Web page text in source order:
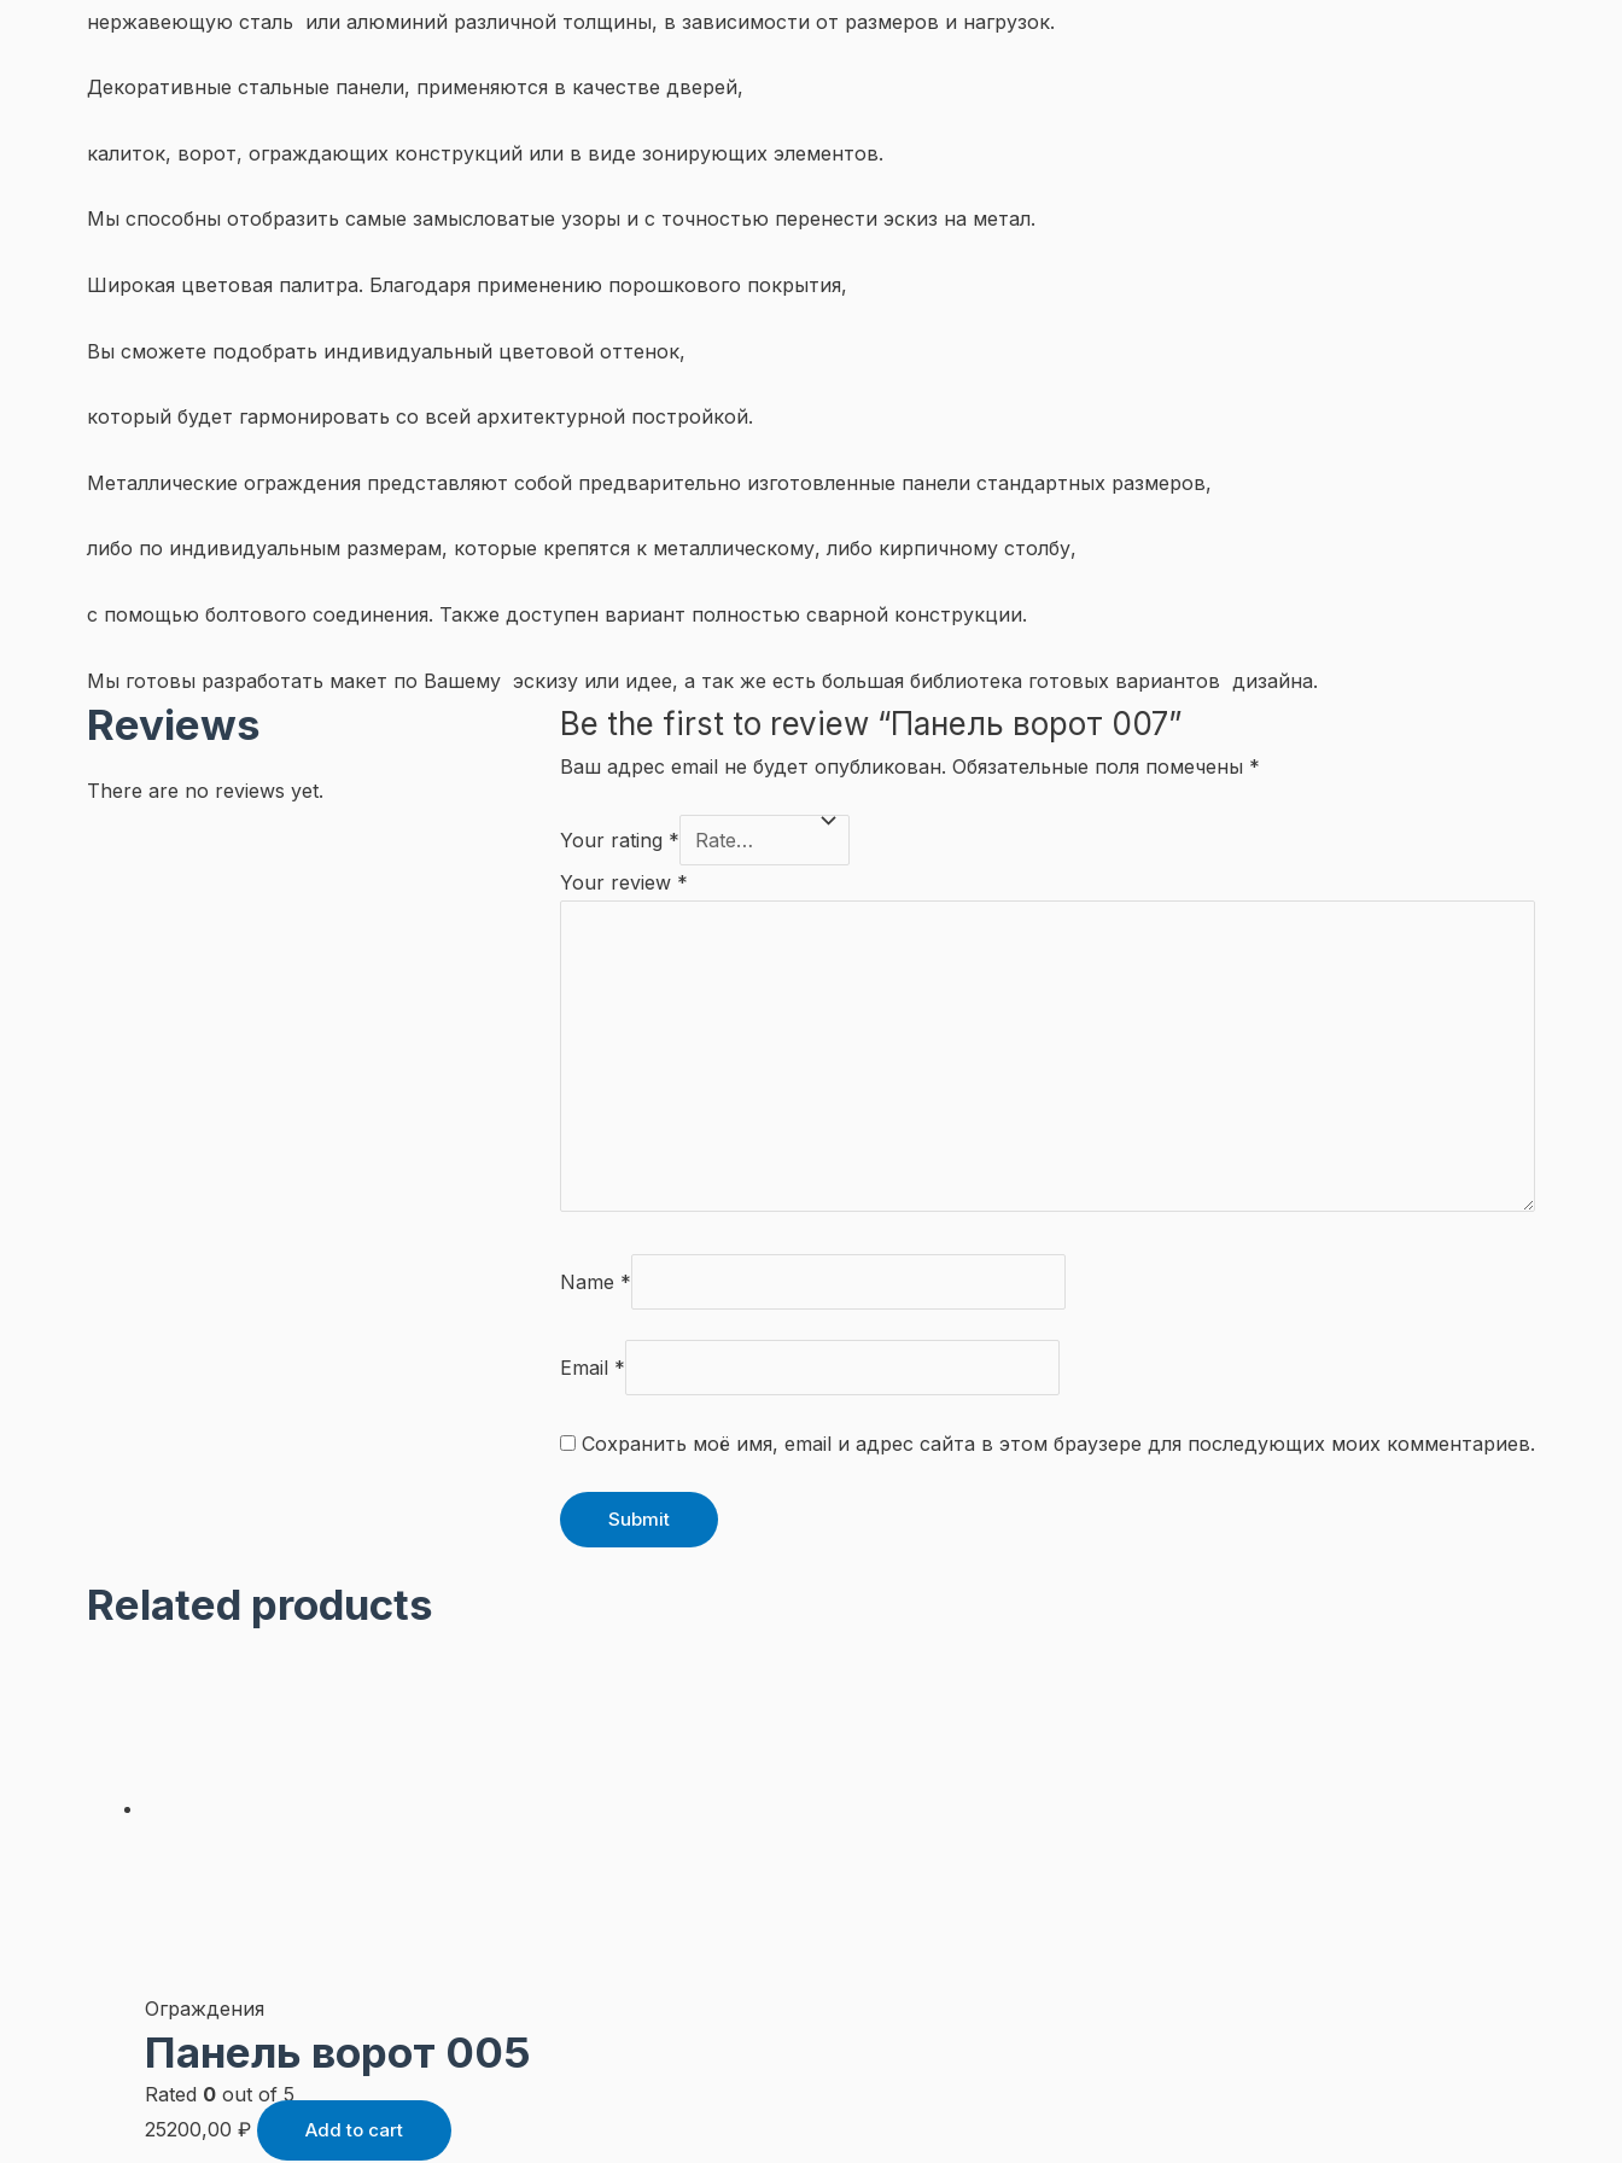
нержавеющую сталь или алюминий различной толщины, в зависимости от размеров и нагрузок.
Декоративные стальные панели, применяются в качестве дверей,
калиток, ворот, ограждающих конструкций или в виде зонирующих элементов.
Мы способны отобразить самые замысловатые узоры и с точностью перенести эскиз на метал.
Широкая цветовая палитра. Благодаря применению порошкового покрытия,
Вы сможете подобрать индивидуальный цветовой оттенок,
который будет гармонировать со всей архитектурной постройкой.
Металлические ограждения представляют собой предварительно изготовленные панели стандартных размеров,
либо по индивидуальным размерам, которые крепятся к металлическому, либо кирпичному столбу,
с помощью болтового соединения. Также доступен вариант полностью сварной конструкции.
Мы готовы разработать макет по Вашему эскизу или идее, а так же есть большая библиотека готовых вариантов дизайна.
Reviews
There are no reviews yet.
Be the first to review “Панель ворот 007”
Ваш адрес email не будет опубликован. Обязательные поля помечены *
Your rating *
Your review *
Name *
Email *
Сохранить моё имя, email и адрес сайта в этом браузере для последующих моих комментариев.
Related products
Ограждения
Панель ворот 005
Rated 0 out of 5
25200,00 ₽ Add to cart